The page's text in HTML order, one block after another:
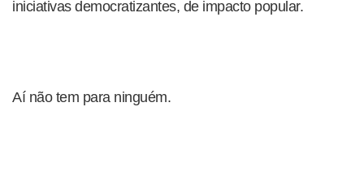
iniciativas democratizantes, de impacto popular.
Aí não tem para ninguém.